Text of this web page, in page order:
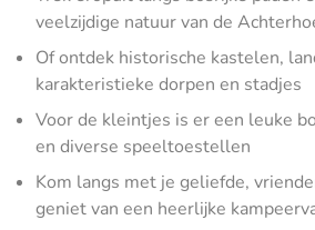
veelzijdige natuur van de
Of ontdek historische kastelen,
karakteristieke dorpen en stadjes
Voor de kleintjes is er een leuke
en diverse speeltoestellen
Kom langs met je geliefde,
geniet van een heerlijke